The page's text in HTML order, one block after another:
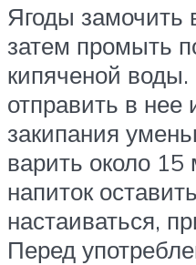
Ягоды замочить
затем промыть
кипяченой воды.
отправить в
закипания
варить около 15
напиток
настаиваться,
Перед